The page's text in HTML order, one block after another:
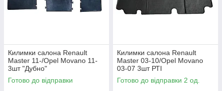
Килимки салона Renault
Master 11-/Opel Movano 11-
3шт "Дубно"
Готово до відправки
Килимки салона Renault
Master 03-10/Opel Movano
03-07 3шт РТІ
Готово до відправки 2 од.